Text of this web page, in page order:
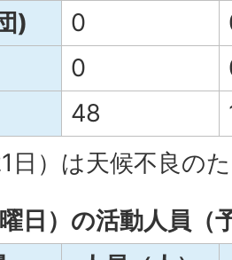
)
0
0
48
日）は天候不良の
日）の活動人員（